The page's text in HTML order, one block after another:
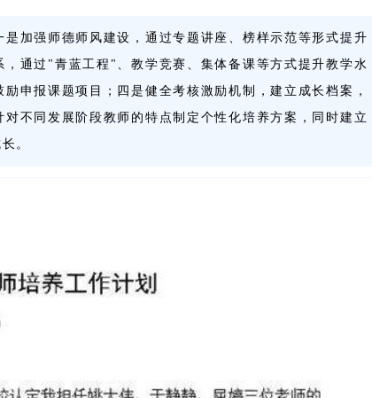
加强师德师风建设，通过专题讲座、榜样示范等形式提升
通过"青蓝工程"、教学竞赛、集体备课等方式提升教学水
申报课题项目；四是健全考核激励机制，建立成长档案，
不同发展阶段教师的特点制定个性化培养方案，同时建立
。